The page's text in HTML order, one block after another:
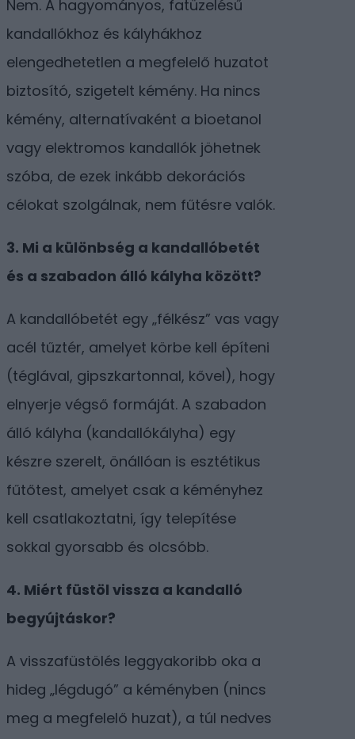
Nem. A hagyományos, fatüzelésű
kandallókhoz és kályhákhoz
elengedhetetlen a megfelelő huzatot
biztosító, szigetelt kémény. Ha nincs
kémény, alternatívaként a bioetanol
vagy elektromos kandallók jöhetnek
szóba, de ezek inkább dekorációs
célokat szolgálnak, nem fűtésre valók.
3. Mi a különbség a kandallóbetét
és a szabadon álló kályha között?
A kandallóbetét egy „félkész” vas vagy
acél tűztér, amelyet körbe kell építeni
(téglával, gipszkartonnal, kővel), hogy
elnyerje végső formáját. A szabadon
álló kályha (kandallókályha) egy
készre szerelt, önállóan is esztétikus
fűtőtest, amelyet csak a kéményhez
kell csatlakoztatni, így telepítése
sokkal gyorsabb és olcsóbb.
4. Miért füstöl vissza a kandalló
begyújtáskor?
A visszafüstölés leggyakoribb oka a
hideg „légdugó” a kéményben (nincs
meg a megfelelő huzat), a túl nedves